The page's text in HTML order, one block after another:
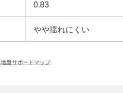
0.83
やや揺れにくい
地盤サポートマップ